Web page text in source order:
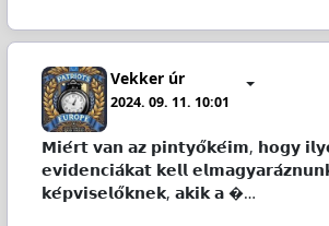
Vekker úr
2024. 09. 11. 10:01
𝗠𝗶𝗲́𝗿𝘁 𝘃𝗮𝗻 𝗮𝘇 𝗽𝗶𝗻𝘁𝘆𝗼̋𝗸𝗲́𝗶𝗺, 𝗵𝗼𝗴𝘆
𝗲𝘃𝗶𝗱𝗲𝗻𝗰𝗶𝗮́𝗸𝗮𝘁 𝗸𝗲𝗹𝗹
𝗸𝗲́𝗽𝘃𝗶𝘀𝗲𝗹𝗼̋𝗸𝗻𝗲𝗸, 𝗮𝗸𝗶𝗸 𝗮 �…